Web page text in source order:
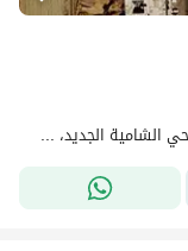
شارع الأمير عبدالله بن بندر بن عبدالعزيز آل سعود، حي الشامية الجديد، مكة